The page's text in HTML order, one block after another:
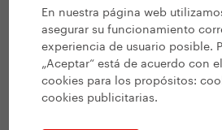
En nuestra página web
asegurar su funcionamiento
experiencia de usuario posible.
„Aceptar“ está de acuerdo con
cookies para los propósitos:
cookies publicitarias.